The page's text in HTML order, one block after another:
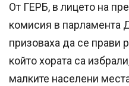
От ГЕРБ, в лицето на
комисия в парламента
призоваха да се прави
който хората са
малките населени